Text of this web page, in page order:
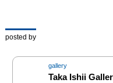
れています。それらのコ
ンタクトシートからは、
エドワード・マイブリッ
ジの写真を彷彿とさせる
posted by
gallery